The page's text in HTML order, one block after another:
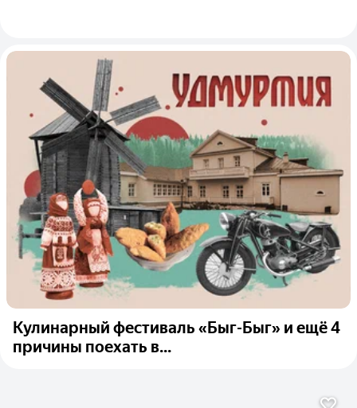
Кулинарный фестиваль «Быг-Быг» и ещё 4
причины поехать в...